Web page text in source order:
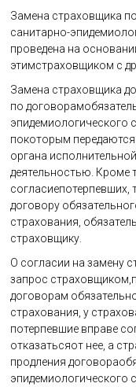
Замена страховщика
санитарно-
проведена на
этимстраховщиком с
Замена страховщика
по
эпидемиологического
покоторым
органа
деятельностью. Кроме
договору
страхования,
страховщику.
О согласии на замену
запрос
договорам
страхования, у
потерпевшие вправе
отказатьсяот нее, а
продления
эпидемиологического